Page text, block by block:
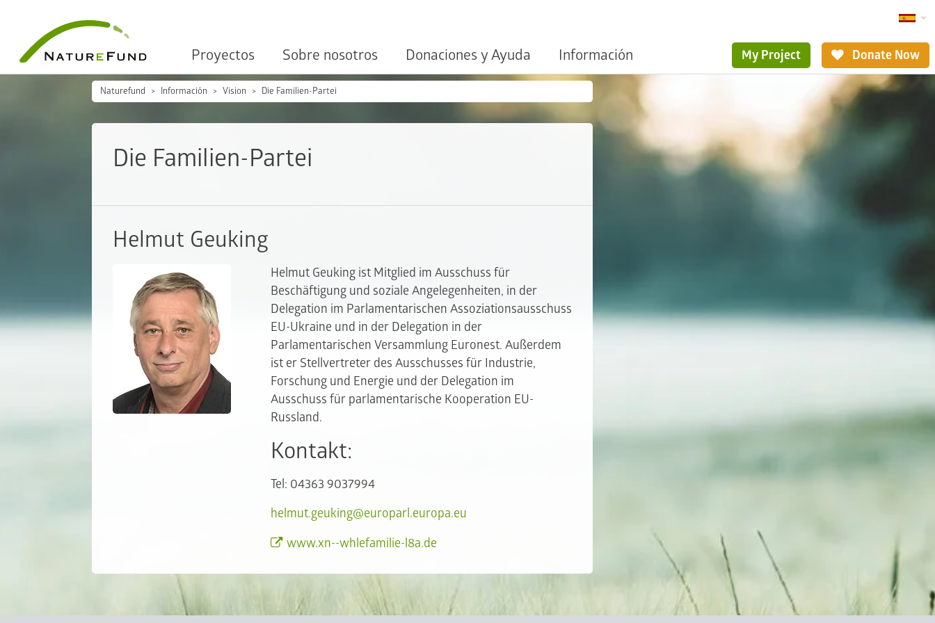
Proyectos Sobre nosotros Donaciones y Ayuda Información My Project Donate Now
Naturefund Información Vision Die Familien-Partei
Die Familien-Partei
Helmut Geuking
Helmut Geuking ist Mitglied im Ausschuss für
Beschäftigung und soziale Angelegenheiten, in der
Delegation im Parlamentarischen Assoziationsausschuss
EU-Ukraine und in der Delegation in der
Parlamentarischen Versammlung Euronest. Außerdem
ist er Stellvertreter des Ausschusses für Industrie,
Forschung und Energie und der Delegation im
Ausschuss für parlamentarische Kooperation EU-
Russland.
Kontakt:
Tel: 04363 9037994
helmut.geuking@europarl.europa.eu
www.xn--whlefamilie-l8a.de